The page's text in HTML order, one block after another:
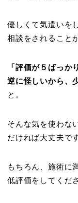
優しくて気遣いを
相談をされること
「評価が５ばっか
逆に怪しいから、
と。
そんな気を使わな
だければ大丈夫で
もちろん、施術に
低評価をしてくだ